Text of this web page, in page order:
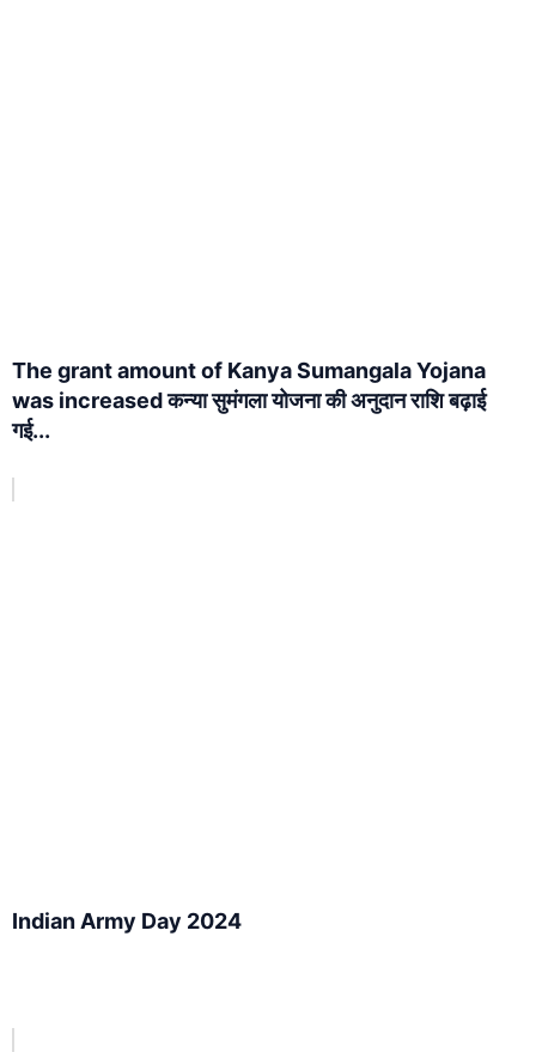
The grant amount of Kanya Sumangala Yojana
was increased कन्या सुमंगला योजना की अनुदान राशि बढ़ाई
गई...
Indian Army Day 2024